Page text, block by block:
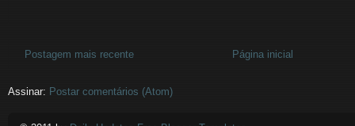
Postagem mais recente Página inicial
Assinar: Postar comentários (Atom)